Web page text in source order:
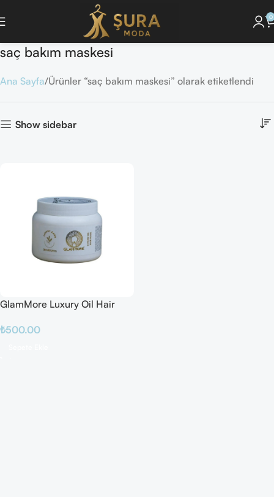
0
saç bakım maskesi
Ana Sayfa Ürünler “saç bakım maskesi” olarak etiketlendi
Show sidebar
GlamMore Luxury Oil Hair
₺500.00